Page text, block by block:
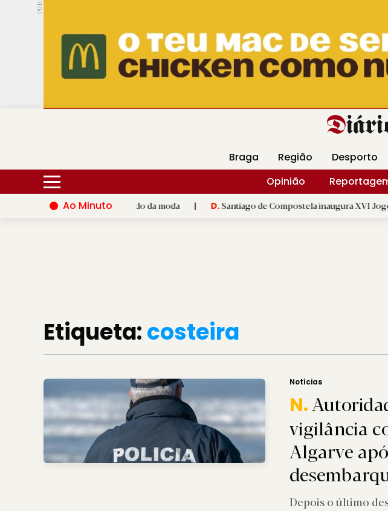
PUB.
Hoje 17ºC 30ºC DMtv Revista Minha
Braga Região Desporto
Opinião
Ao Minuto
à inovação do mundo da moda | D.Santiago de Compostela inaugura XVI Jogos do Eixo
Etiqueta:costeira
Notícias
N.
vigilância
Algarve
migrantes
Depois o último